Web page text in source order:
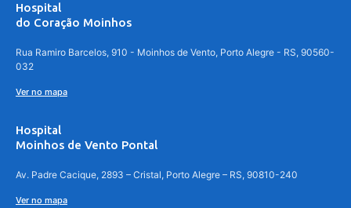
Hospital
do Coração Moinhos
Rua Ramiro Barcelos, 910 - Moinhos de Vento, Porto Alegre - RS, 90560-
032
Ver no mapa
Hospital
Moinhos de Vento Pontal
Av. Padre Cacique, 2893 – Cristal, Porto Alegre – RS, 90810-240
Ver no mapa